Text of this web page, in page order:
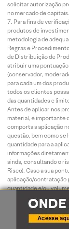
solicitar autorização
no mercado de capitais.
Para fins de
produtos de
metodologia de
Regras e
de Distribuição de
atribuir uma
(conservador,
para cada um dos
todos os clientes
das quantidades e
Antes de aplicar nos
material, é importante
comporta a aplicação
questão, bem como se
quantidade para a
informações
ainda, consultando o
Risco). Caso a sua
aplicação/contratação
quantidade e/ou
significa que, com
aplicação/contratação
sobre o processo de
Investimentos ao seu